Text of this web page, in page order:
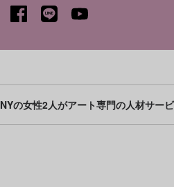
NYの女性2人がアート専門の人材サー